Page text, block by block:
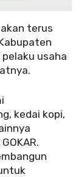
terus
usaha
kedai kopi,